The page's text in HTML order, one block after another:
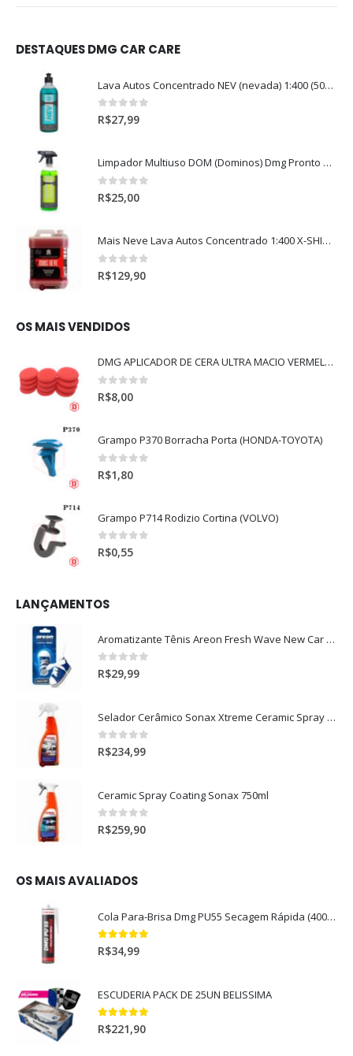
DESTAQUES DMG CAR CARE
Lava Autos Concentrado NEV (nevada) 1:400 (500ml)
0out of 5
R$27,99
Limpador Multiuso DOM (Dominos) Dmg Pronto P/Uso (500ml)
0out of 5
R$25,00
Mais Neve Lava Autos Concentrado 1:400 X-SHINE 5Litros
0out of 5
R$129,90
OS MAIS VENDIDOS
DMG APLICADOR DE CERA ULTRA MACIO VERMELHO l
0out of 5
R$8,00
Grampo P370 Borracha Porta (HONDA-TOYOTA)
0 out of 5
R$1,80
Grampo P714 Rodizio Cortina (VOLVO)
0out of 5
R$0,55
LANÇAMENTOS
Aromatizante Tênis Areon Fresh Wave New Car / Carro Novo
0out of 5
R$29,99
Selador Cerâmico Sonax Xtreme Ceramic Spray + Seal (750ml)
0out of 5
R$234,99
Ceramic Spray Coating Sonax 750ml
0out of 5
R$259,90
OS MAIS AVALIADOS
Cola Para-Brisa Dmg PU55 Secagem Rápida (400gr)
5.00out of 5
R$34,99
ESCUDERIA PACK DE 25UN BELISSIMA
5.00out of 5
R$221,90